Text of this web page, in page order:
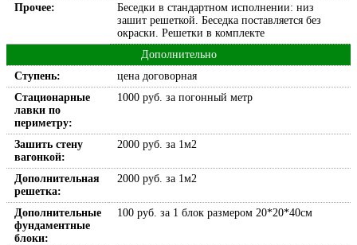
Прочее:
Беседки в стандартном исполнении: низ
зашит решеткой. Беседка поставляется без
окраски. Решетки в комплекте
Дополнительно
Ступень:
цена договорная
Стационарные
лавки по
периметру:
1000 руб. за погонный метр
Зашить стену
вагонкой:
2000 руб. за 1м2
Дополнительная
решетка:
2000 руб. за 1м2
Дополнительные
фундаментные
блоки:
100 руб. за 1 блок размером 20*20*40см